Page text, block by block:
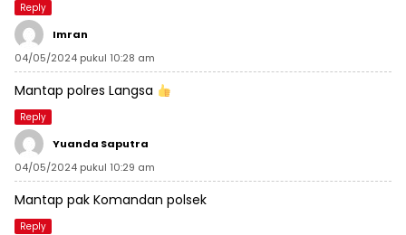
Reply
Imran
04/05/2024 pukul 10:28 am
Mantap polres Langsa
Reply
Yuanda Saputra
04/05/2024 pukul 10:29 am
Mantap pak Komandan polsek
Reply